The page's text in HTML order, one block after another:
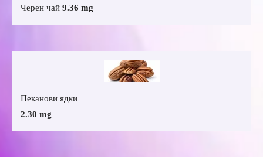
Черен чай 9.36 mg
Пеканови ядки
2.30 mg